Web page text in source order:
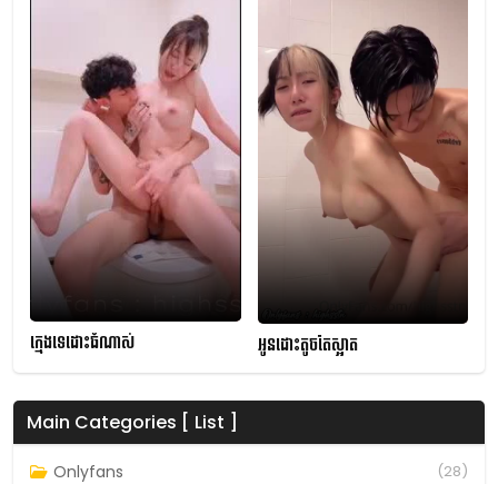
ក្មេងទេដោះធំណាស់ អូនដោះតូចតែស្អាត
Main Categories [ List ]
Onlyfans (28)